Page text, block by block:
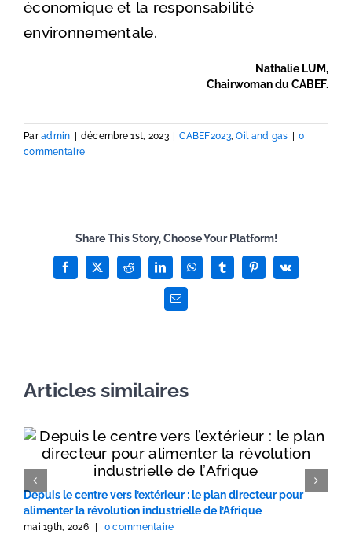
économique et la responsabilité
environnementale.
Nathalie LUM,
Chairwoman du CABEF.
Paradmin | décembre 1st, 2023 | CABEF2023,Oil and gas | 0
commentaire
Share This Story, Choose Your Platform!
Facebook
X Reddit LinkedInWhatsAppTumblrPinterest
Vk
Email
Articles similaires
Depuis le centre vers l’extérieur : le plan directeur pour
alimenter la révolution industrielle de l’Afrique
mai 19th, 2026 | 0 commentaire